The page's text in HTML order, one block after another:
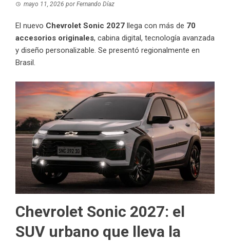
mayo 11, 2026 porFernando Díaz
El nuevo Chevrolet Sonic 2027 llega con más de 70
accesorios originales, cabina digital, tecnología avanzada
y diseño personalizable. Se presentó regionalmente en
Brasil.
Chevrolet Sonic 2027: el
SUV urbano que lleva la